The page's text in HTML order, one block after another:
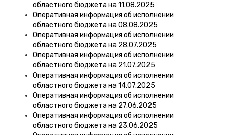
областного бюджета на 11.08.2025
Оперативная информация об исполнении
областного бюджета на 08.08.2025
Оперативная информация об исполнении
областного бюджета на 28.07.2025
Оперативная информация об исполнении
областного бюджета на 21.07.2025
Оперативная информация об исполнении
областного бюджета на 14.07.2025
Оперативная информация об исполнении
областного бюджета на 27.06.2025
Оперативная информация об исполнении
областного бюджета на 23.06.2025